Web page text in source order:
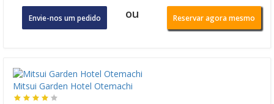
Envie-nos um pedido ou Reservar agora mesmo
Mitsui Garden Hotel Otemachi